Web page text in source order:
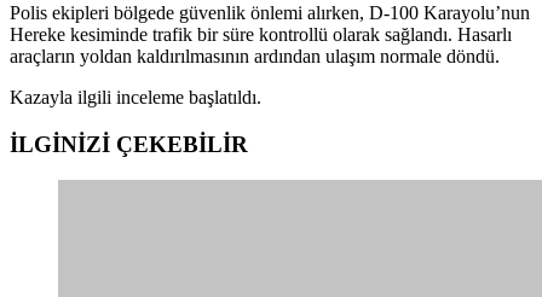
Polis ekipleri bölgede güvenlik önlemi alırken, D-100 Karayolu’nun
Hereke kesiminde trafik bir süre kontrollü olarak sağlandı. Hasarlı
araçların yoldan kaldırılmasının ardından ulaşım normale döndü.
Kazayla ilgili inceleme başlatıldı.
İLGİNİZİ ÇEKEBİLİR